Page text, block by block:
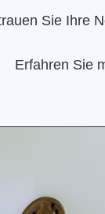
Sie Ihre
Erfahren Sie